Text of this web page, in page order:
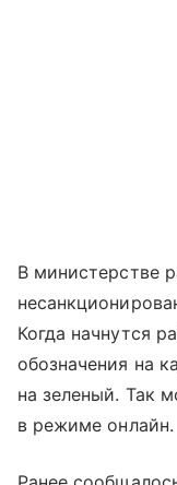
В министерстве
Когда начнутся
обозначения на
на зеленый. Так
в режиме онлайн.